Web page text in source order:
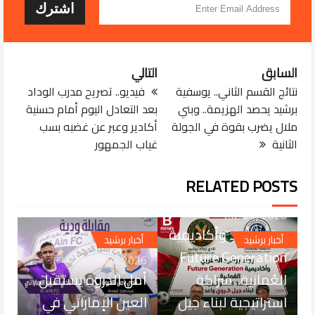
التالي
فيديو.. تصريح مدرب الوداد
بعد التعادل اليوم أمام حسنية
أكادير وعبر عن غضبه بسب
غياب الجمهور
السابق
نتائج القسم الثاني.. يوسفية
برشيد يحصد الهزيمة.. وبني
ملال يضرب بقوة في الجولة
الثانية
RELATED POSTS
أخبار برشيد
JUL 25, 2026
رجاء برشيد وأكاديمية
Future Generation
العُمانية.. شراكة
استراتيجية لبناء جيل
أخبار برشيد
JUL 24, 2026
أمل الدروة يستقبل
العين الإماراتي في